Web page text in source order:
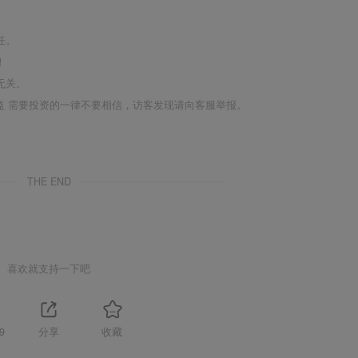
。
要投资的一律不要相信，访客发现请向客服举报。
THE END
喜欢就支持一下吧
分享 收藏